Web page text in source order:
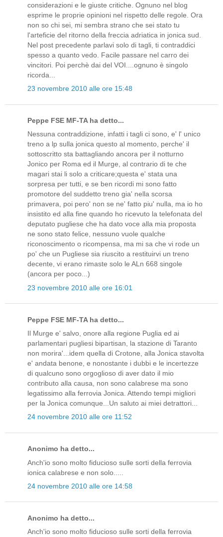
considerazioni e le giuste critiche. Ognuno nel blog
esprime le proprie opinioni nel rispetto delle regole. Ora
non so chi sei, mi sembra strano che sei stato tu
l'arteficie del ritorno della freccia adriatica in jonica sud.
Nel post precedente parlavi solo di tagli, ti contraddici
spesso a quanto vedo. Facile passare nel carro dei
vincitori. Poi perchè dai del VOI....ognuno è singolo
ricorda...
23 novembre 2010 alle ore 15:48
Peppe FSE MF-TA ha detto...
Nessuna contraddizione, infatti i tagli ci sono, e' l' unico
treno a lp sulla jonica questo al momento, perche' il
sottoscritto sta battagliando ancora per il notturno
Jonico per Roma ed il Murge, al contrario di te che
magari stai li solo a criticare;questa e' stata una
sorpresa per tutti, e se ben ricordi mi sono fatto
promotore del suddetto treno gia' nella scorsa
primavera, poi pero' non se ne' fatto piu' nulla, ma io ho
insistito ed alla fine quando ho ricevuto la telefonata del
deputato pugliese che ha dato voce alla mia proposta
ne sono stato felice, nessuno vuole qualche
riconoscimento o ricompensa, ma mi sa che vi rode un
po' che un Pugliese sia riuscito a restituirvi un treno
decente, vi erano rimaste solo le ALn 668 singole
(ancora per poco...)
23 novembre 2010 alle ore 16:01
Peppe FSE MF-TA ha detto...
Il Murge e' salvo, onore alla regione Puglia ed ai
parlamentari pugliesi bipartisan, la stazione di Taranto
non morira'...idem quella di Crotone, alla Jonica stavolta
e' andata benone, e nonostante i dubbi e le incertezze
di qualcuno sono orgoglioso di aver dato il mio
contributo alla causa, non sono calabrese ma sono
legatissimo alla ferrovia Jonica. Attendo tempi migliori
per la Jonica comunque...Un saluto ai miei detrattori...
24 novembre 2010 alle ore 11:52
Anonimo ha detto...
Anch'io sono molto fiducioso sulle sorti della ferrovia
ionica calabrese e non solo.....
24 novembre 2010 alle ore 14:58
Anonimo ha detto...
Anch'io sono molto fiducioso sulle sorti della ferrovia